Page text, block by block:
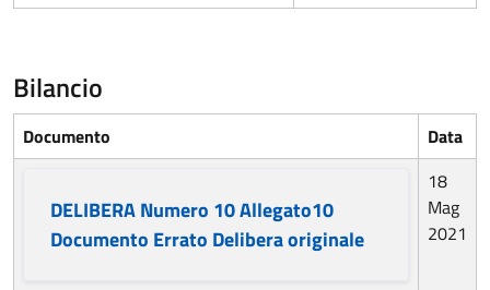
Bilancio
Documento Data
DELIBERA Numero 10 Allegato10
Documento Errato Delibera originale
18
Mag
2021